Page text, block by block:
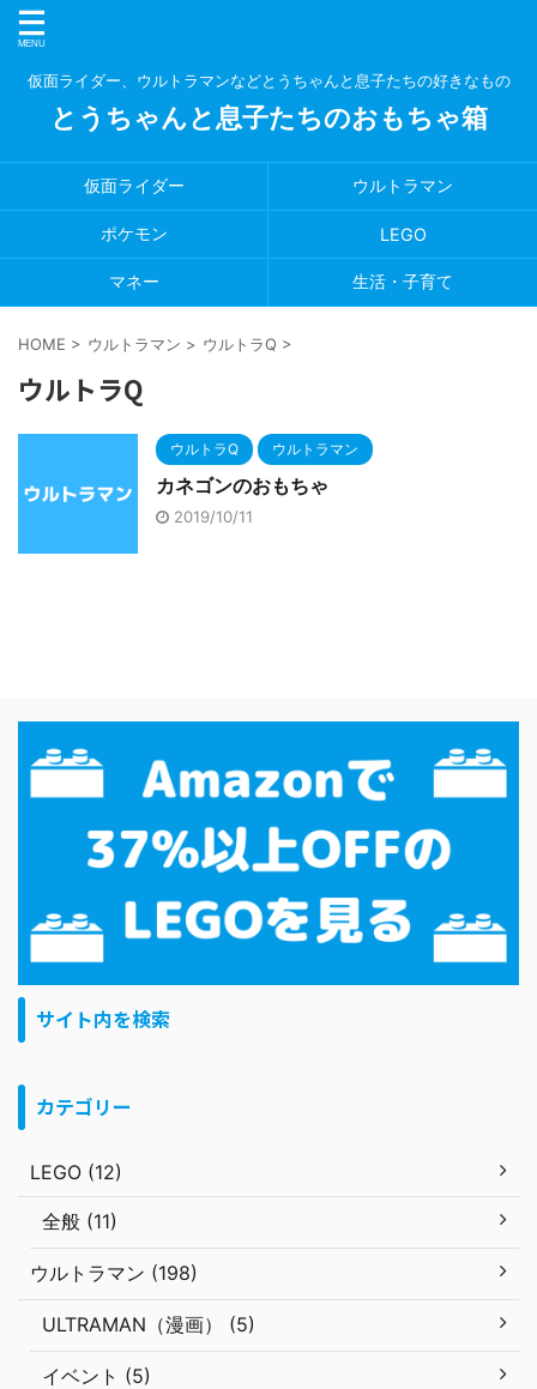
仮面ライダー、ウルトラマンなどとうちゃんと息子たちの好きなもの
とうちゃんと息子たちのおもちゃ箱
仮面ライダー ウルトラマン
ポケモン LEGO
マネー 生活・子育て
HOME > ウルトラマン > ウルトラQ >
ウルトラQ
ウルトラQ ウルトラマン
カネゴンのおもちゃ
2019/10/11
サイト内を検索
カテゴリー
LEGO (12)
全般 (11)
ウルトラマン (198)
ULTRAMAN（漫画） (5)
イベント (5)